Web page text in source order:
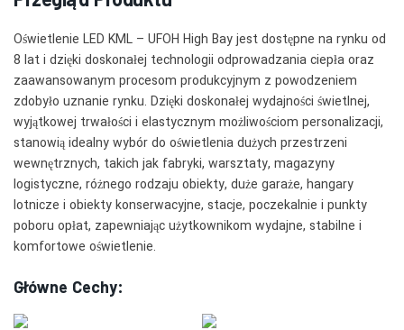
Oświetlenie LED KML – UFOH High Bay jest dostępne na rynku od
8 lat i dzięki doskonałej technologii odprowadzania ciepła oraz
zaawansowanym procesom produkcyjnym z powodzeniem
zdobyło uznanie rynku. Dzięki doskonałej wydajności świetlnej,
wyjątkowej trwałości i elastycznym możliwościom personalizacji,
stanowią idealny wybór do oświetlenia dużych przestrzeni
wewnętrznych, takich jak fabryki, warsztaty, magazyny
logistyczne, różnego rodzaju obiekty, duże garaże, hangary
lotnicze i obiekty konserwacyjne, stacje, poczekalnie i punkty
poboru opłat, zapewniając użytkownikom wydajne, stabilne i
komfortowe oświetlenie.
Główne Cechy: